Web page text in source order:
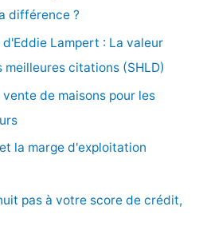
différence ?
Lampert : La valeur
citations (SHLD)
de maisons pour les
la marge d'exploitation
pas à votre score de crédit,